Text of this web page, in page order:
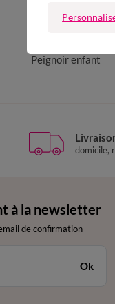
Peignoir enfant
domicile,
à la newsletter
de confirmation
Ok